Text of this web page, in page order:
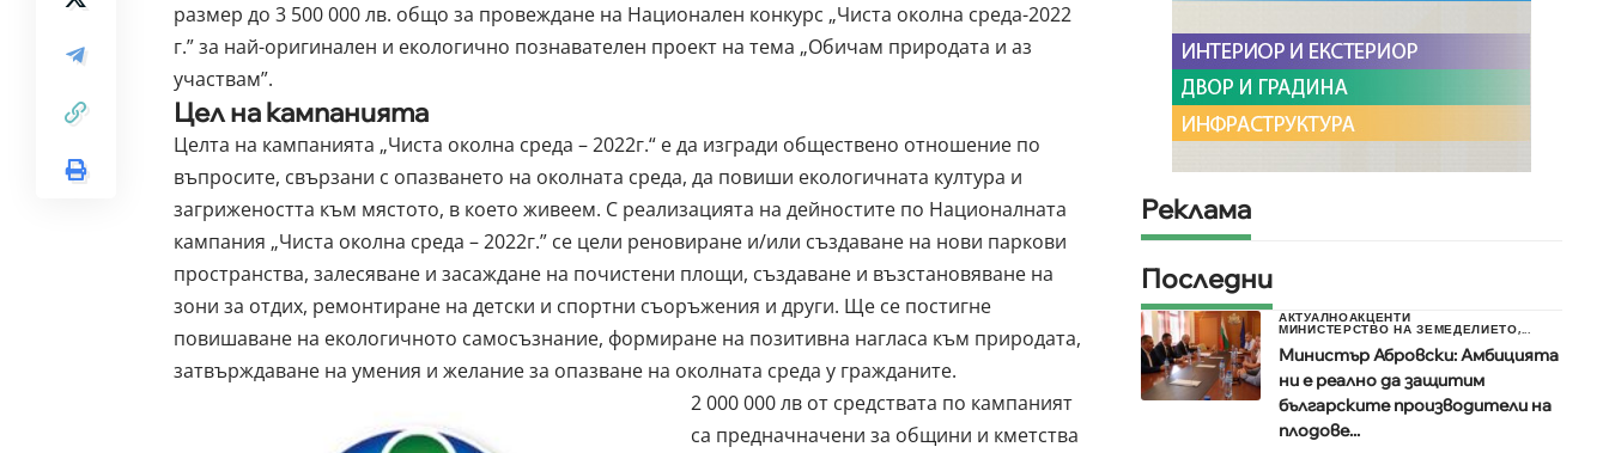
размер до 3 500 000 лв. общо за провеждане на Национален конкурс „Чиста околна среда-2022
г.” за най-оригинален и екологично познавателен проект на тема „Обичам природата и аз
участвам”.
Цел на кампанията
Целта на кампанията „Чиста околна среда – 2022г.“ е да изгради обществено отношение по
въпросите, свързани с опазването на околната среда, да повиши екологичната култура и
загрижеността към мястото, в което живеем. С реализацията на дейностите по Националната
кампания „Чиста околна среда – 2022г.” се цели реновиране и/или създаване на нови паркови
пространства, залесяване и засаждане на почистени площи, създаване и възстановяване на
зони за отдих, ремонтиране на детски и спортни съоръжения и други. Ще се постигне
повишаване на екологичното самосъзнание, формиране на позитивна нагласа към природата,
затвърждаване на умения и желание за опазване на околната среда у гражданите.
2 000 000 лв от средствата по кампаният
са предначначени за общини и кметства
Реклама
Последни
АКТУАЛНОАКЦЕНТИ
МИНИСТЕРСТВО НА ЗЕМЕДЕЛИЕТО,...
Министър Абровски: Амбицията
ни е реално да защитим
българските производители на
плодове...